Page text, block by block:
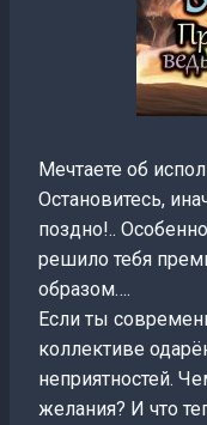
Мечтаете об
Остановитесь,
поздно!..
решило тебя
образом….
Если ты
коллективе
неприятностей.
желания? И что